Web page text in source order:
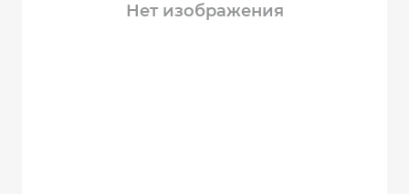
Нет изображения